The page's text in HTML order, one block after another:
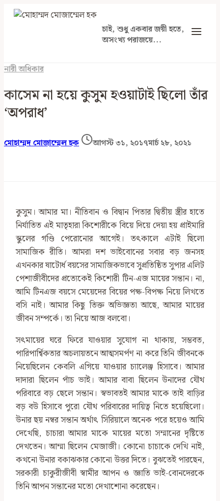
Skip
চাই, শুধু একবার জয়ী হতে,
অসংখ্য পরাজয়ে...
নারী অধিকার
কাসেম না হয়ে কুসুম হওয়াটাই ছিলো তাঁর
‘অপরাধ’
মোহাম্মদ মোজাম্মেল হক আগস্ট ৩১, ২০১৭মার্চ ২৮, ২০২১
কুসুম। আমার মা। নীতিবান ও বিদ্বান পিতার দ্বিতীয় স্ত্রীর হাতে
নির্যাতিত এই মাতৃহারা কিশোরীকে বিয়ে দিয়ে দেয়া হয় প্রাইমারি
স্কুলের গণ্ডি পেরোনোর আগেই। তৎকালে এটাই ছিলো
সামাজিক রীতি। আমরা দশ ভাইবোনের সবার বড় জনসহ
এখনকার ষাটোর্ধ বয়সের সামাজিকভাবে সুপ্রতিষ্ঠিত সুপার এলিট
পেশাজীবীদের প্রত্যেকেই কিশোরী টিন-এজ মায়ের সন্তান। না,
আমি টিনএজ বয়সে মেয়েদের বিয়ের পক্ষ-বিপক্ষ নিয়ে লিখতে
বসি নাই। আমার কিছু তিক্ত অভিজ্ঞতা আছে, আমার মায়ের
জীবন সম্পর্কে। তা নিয়ে আজ বলবো।
সৎমায়ের ঘরে ফিরে যাওয়ার সুযোগ না থাকায়, সম্ভবত,
পারিপার্শ্বিকতার অচলায়তনে আত্মসমর্পণ না করে তিনি জীবনকে
নিয়েছিলেন কেবলি এগিয়ে যাওয়ার চ্যালেঞ্জ হিসাবে। আমার
দাদারা ছিলেন পাঁচ ভাই। আমার বাবা ছিলেন উনাদের যৌথ
পরিবারে বড় ছেলে সন্তান। স্বভাবতই আমার মাকে তাই বাড়ির
বড় বউ হিসাবে পুরো যৌথ পরিবারের দায়িত্ব নিতে হয়েছিলো।
উনার ছয় নম্বর সন্তান অর্থাৎ সিরিয়ালে অনেক পরে হয়েও আমি
দেখেছি, চাচারা আমার মাকে মায়ের মতো সম্মানের দৃষ্টিতে
দেখতেন। আম্মা ছিলেন মেজাজী। কোনো চাচাকে দেখি নাই,
কখনো উনার বকাঝকার কোনো উত্তর দিতে। বুঝতেই পারছেন,
সরকারী চাকুরীজীবী স্বামীর আপন ও জ্ঞাতি ভাই-বোনদেরকে
তিনি আপন সন্তানের মতো দেখাশোনা করেছেন।